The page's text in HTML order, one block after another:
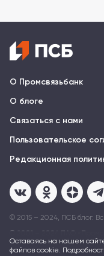
О Промсвязьбанк
О блоге
Связаться с нами
Пользовательское
Редакционная
© 2015 – 2024, ПСБ блог.
© 2001 – 2024 ПAO
осуществление
Оставаясь на нашем
файлов cookie.